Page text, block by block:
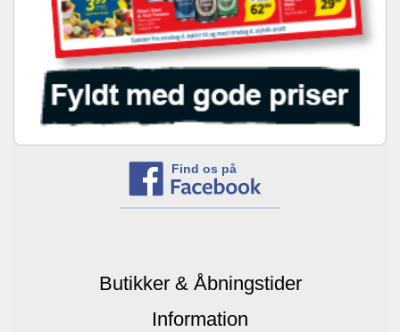
Find os på
Butikker & Åbningstider
Information